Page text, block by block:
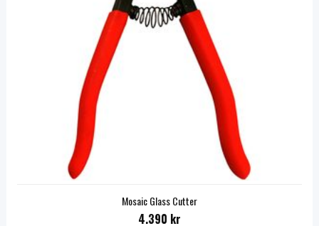
Mosaic Glass Cutter
4.390 kr